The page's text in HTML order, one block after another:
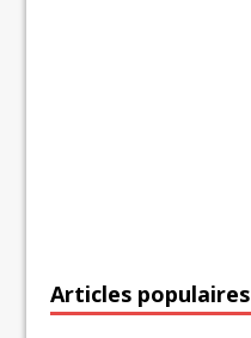
Articles populaires